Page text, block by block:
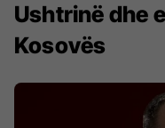
Ushtrinë dhe
Kosovës